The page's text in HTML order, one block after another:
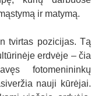
ir matymą.
tvirtas pozicijas. Tą
erdvėje – čia
fotomenininkų
nauji kūrėjai.